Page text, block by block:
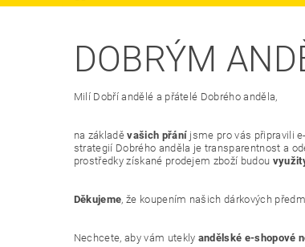
DOBRÝM
Milí Dobří andělé a přátelé Dobrého anděla,
na základěvašich přání jsme pro vás připravili
strategií Dobrého anděla je transparentnost a
prostředky získané prodejem zboží budou
Děkujeme, že koupením našich dárkových
Nechcete, aby vám utekly andělské e-shopové